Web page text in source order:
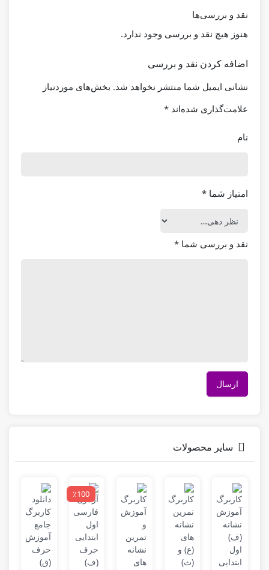
نقد و بررسی‌ها
هنوز هیچ نقد و بررسی وجود ندارد.
اضافه کردن نقد و بررسی
نشانی ایمیل شما منتشر نخواهد شد. بخش‌های موردنیاز
علامت‌گذاری شده‌اند *
نام
امتیاز شما *
نقد و بررسی شما *
سایر محصولات
٪100